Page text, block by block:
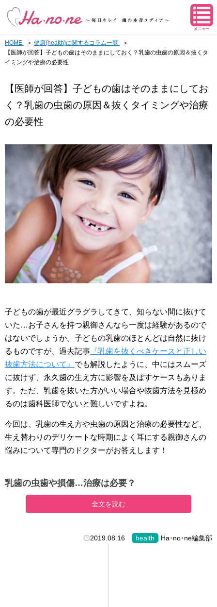
メニュー
HOME
健康(health)に関するコラム一覧
【医師が回答】子どもの歯はそのままにしておく？乳歯の虫歯の原因＆抜くタ
イミングや治療の必要性
【医師が回答】子どもの歯はそのままにしてお
く？乳歯の虫歯の原因＆抜くタイミングや治療
の必要性
子どもの歯が最近グラグラしてきて、知らない間に抜けて
いた…お子さんを持つ親御さんなら一度は経験があるので
はないでしょうか。子どもの乳歯のほとんどは自然に抜け
るものですが、過去記事 『乳歯を抜くべきケースと正しい
抜歯方法について』 でも解説したように、中にはスムーズ
に抜けず、永久歯の生え方に影響を及ぼすケースもありま
す。ただ、乳歯を抜いた方がいい場合や抜歯方法を見極め
るのは歯科医師でないと難しいですよね。
今回は、乳歯の生え方や虫歯の原因と治療の必要性など、
生え替わりのデリケートな時期によく耳にする親御さんの
悩みについて専門のドクターがお答えします！
乳歯の虫歯や損傷…治療は必要？
全文を読む
2019.08.16 health Ha･no･ne編集部